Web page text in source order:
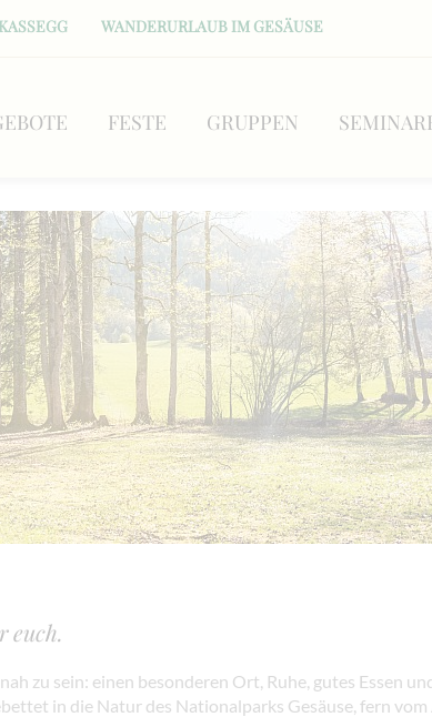
WANDERURLAUB IM GESÄUSE
FESTE GRUPPEN
euch.
zu sein: einen besonderen Ort, Ruhe, gutes Essen
in die Natur des Nationalparks Gesäuse, fern